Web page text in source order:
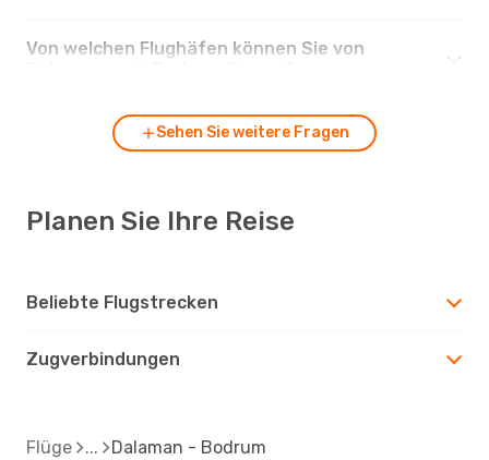
Von welchen Flughäfen können Sie von
Sehen Sie weitere Fragen
Planen Sie Ihre Reise
Beliebte Flugstrecken
Zugverbindungen
Flüge Dalaman - Bodrum